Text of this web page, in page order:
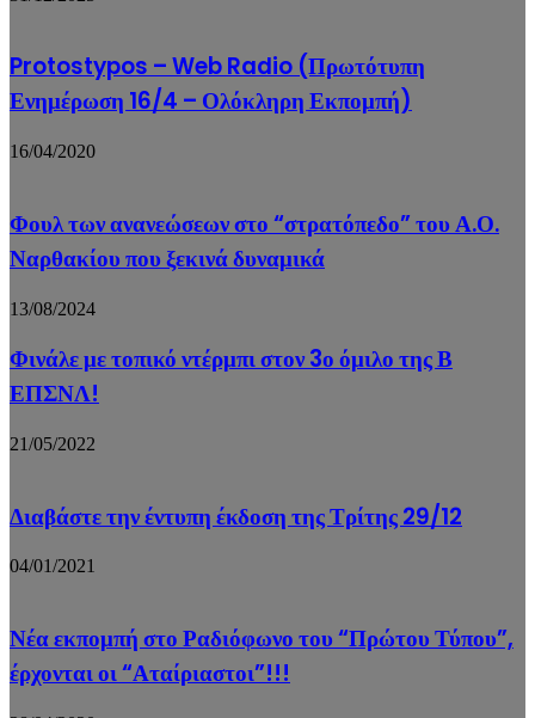
Protostypos – Web Radio (Πρωτότυπη
Ενημέρωση 16/4 – Ολόκληρη Εκπομπή)
16/04/2020
Φουλ των ανανεώσεων στο “στρατόπεδο” του Α.Ο.
Ναρθακίου που ξεκινά δυναμικά
13/08/2024
Φινάλε με τοπικό ντέρμπι στον 3ο όμιλο της Β
ΕΠΣΝΛ!
21/05/2022
Διαβάστε την έντυπη έκδοση της Τρίτης 29/12
04/01/2021
Νέα εκπομπή στο Ραδιόφωνο του “Πρώτου Τύπου”,
έρχονται οι “Αταίριαστοι”!!!